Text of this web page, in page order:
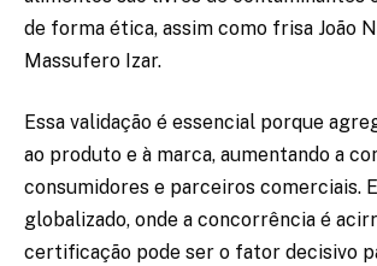
de forma ética, assim como frisa João
Massufero Izar.
Essa validação é essencial porque
ao produto e à marca, aumentando a
consumidores e parceiros comerciais.
globalizado, onde a concorrência é
certificação pode ser o fator decisivo